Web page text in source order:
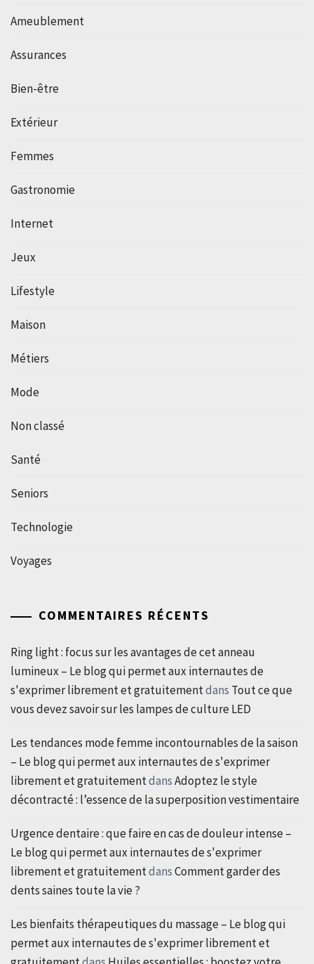
Ameublement
Assurances
Bien-être
Extérieur
Femmes
Gastronomie
Internet
Jeux
Lifestyle
Maison
Métiers
Mode
Non classé
Santé
Seniors
Technologie
Voyages
COMMENTAIRES RÉCENTS
Ring light : focus sur les avantages de cet anneau
lumineux – Le blog qui permet aux internautes de
s'exprimer librement et gratuitementdans Tout ce que
vous devez savoir sur les lampes de culture LED
Les tendances mode femme incontournables de la saison
– Le blog qui permet aux internautes de s'exprimer
librement et gratuitementdansAdoptez le style
décontracté : l’essence de la superposition vestimentaire
Urgence dentaire : que faire en cas de douleur intense –
Le blog qui permet aux internautes de s'exprimer
librement et gratuitementdansComment garder des
dents saines toute la vie ?
Les bienfaits thérapeutiques du massage – Le blog qui
permet aux internautes de s'exprimer librement et